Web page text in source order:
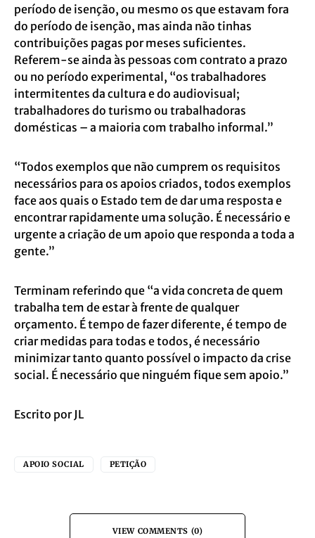
período de isenção, ou mesmo os que estavam fora
do período de isenção, mas ainda não tinhas
contribuições pagas por meses suficientes.
Referem-se ainda às pessoas com contrato a prazo
ou no período experimental, “os trabalhadores
intermitentes da cultura e do audiovisual;
trabalhadores do turismo ou trabalhadoras
domésticas – a maioria com trabalho informal.”
“Todos exemplos que não cumprem os requisitos
necessários para os apoios criados, todos exemplos
face aos quais o Estado tem de dar uma resposta e
encontrar rapidamente uma solução. É necessário e
urgente a criação de um apoio que responda a toda a
gente.”
Terminam referindo que “a vida concreta de quem
trabalha tem de estar à frente de qualquer
orçamento. É tempo de fazer diferente, é tempo de
criar medidas para todas e todos, é necessário
minimizar tanto quanto possível o impacto da crise
social. É necessário que ninguém fique sem apoio.”
Escrito por JL
APOIO SOCIAL PETIÇÃO
VIEW COMMENTS (0)